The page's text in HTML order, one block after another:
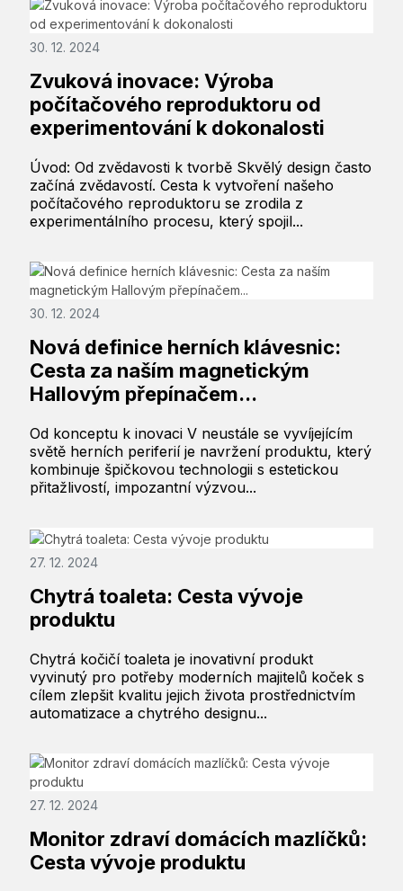
30. 12. 2024
Zvuková inovace: Výroba
počítačového reproduktoru od
experimentování k dokonalosti
Úvod: Od zvědavosti k tvorbě Skvělý design často
začíná zvědavostí. Cesta k vytvoření našeho
počítačového reproduktoru se zrodila z
experimentálního procesu, který spojil...
30. 12. 2024
Nová definice herních klávesnic:
Cesta za naším magnetickým
Hallovým přepínačem...
Od konceptu k inovaci V neustále se vyvíjejícím
světě herních periferií je navržení produktu, který
kombinuje špičkovou technologii s estetickou
přitažlivostí, impozantní výzvou...
27. 12. 2024
Chytrá toaleta: Cesta vývoje
produktu
Chytrá kočičí toaleta je inovativní produkt
vyvinutý pro potřeby moderních majitelů koček s
cílem zlepšit kvalitu jejich života prostřednictvím
automatizace a chytrého designu...
27. 12. 2024
Monitor zdraví domácích mazlíčků:
Cesta vývoje produktu